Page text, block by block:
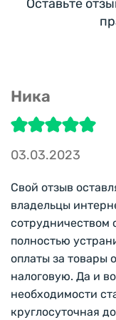
Оставьте
Ника
03.03.2023
Свой отзыв
владельцы
сотрудничеством
полностью
оплаты за товары
налоговую. Да и
необходимости
круглосуточная